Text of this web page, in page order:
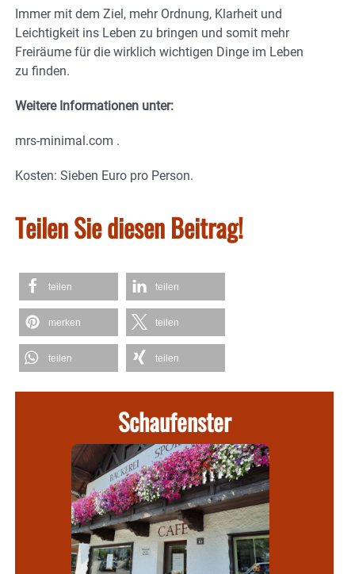
Immer mit dem Ziel, mehr Ordnung, Klarheit und
Leichtigkeit ins Leben zu bringen und somit mehr
Freiräume für die wirklich wichtigen Dinge im Leben
zu finden.
Weitere Informationen unter:
mrs-minimal.com .
Kosten: Sieben Euro pro Person.
Teilen Sie diesen Beitrag!
teilen teilen
merken teilen
teilen teilen
Schaufenster